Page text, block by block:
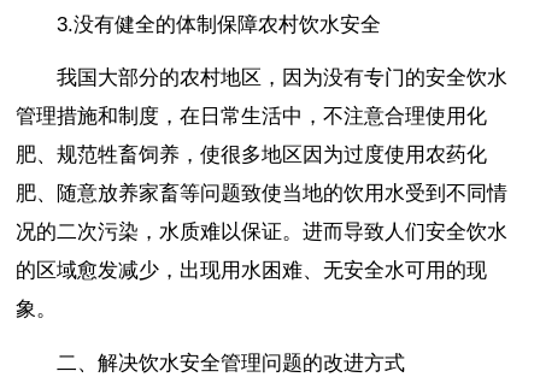
3.没有健全的体制保障农村饮水安全
我国大部分的农村地区，因为没有专门的安全饮水
管理措施和制度，在日常生活中，不注意合理使用化
肥、规范牲畜饲养，使很多地区因为过度使用农药化
肥、随意放养家畜等问题致使当地的饮用水受到不同情
况的二次污染，水质难以保证。进而导致人们安全饮水
的区域愈发减少，出现用水困难、无安全水可用的现
象。
二、解决饮水安全管理问题的改进方式